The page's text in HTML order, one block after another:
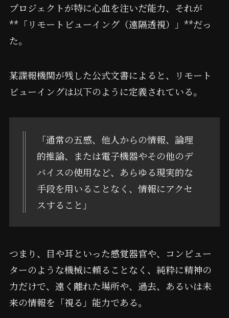
プロジェクトが特に心血を注いだ能力、それが
**「リモートビューイング（遠隔透視）」**だっ
た。
某諜報機関が残した公式文書によると、リモート
ビューイングは以下のように定義されている。
「通常の五感、他人からの情報、論理
的推論、または電子機器やその他のデ
バイスの使用など、あらゆる現実的な
手段を用いることなく、情報にアクセ
スすること」
つまり、目や耳といった感覚器官や、コンピュー
ターのような機械に頼ることなく、純粋に精神の
力だけで、遠く離れた場所や、過去、あるいは未
来の情報を「視る」能力である。